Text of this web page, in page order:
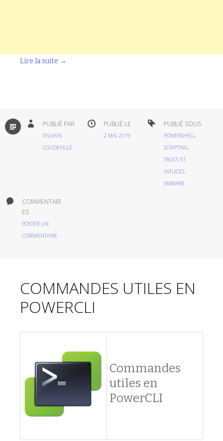
Lire la suite →
PAR
DÉFAUT
PUBLIÉ PAR
SYLVAIN
COUDEVILLE
PUBLIÉ LE
2 MAI 2019
PUBLIÉ SOUS
POWERSHELL,
SCRIPTING,
TRUCS ET
ASTUCES,
VMWARE
COMMENTAIR
ES
POSTER UN
COMMENTAIRE
COMMANDES UTILES EN
POWERCLI
Commandes
utiles en
PowerCLI